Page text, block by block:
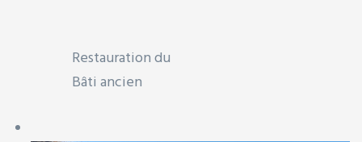
Restauration du
Bâti ancien